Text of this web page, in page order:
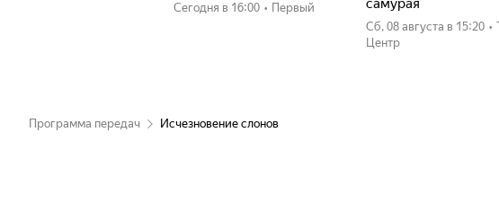
Сегодня в 16:00 • Первый
самурая
сб, 08 августа в 15:20 •
Центр
Программа передач Исчезновение слонов